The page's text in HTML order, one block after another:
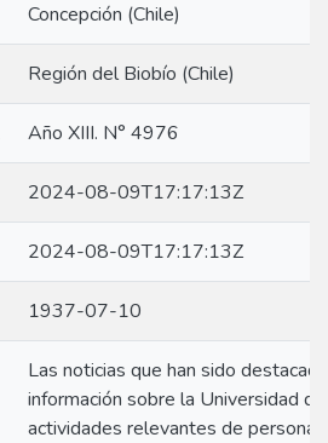
Concepción (Chile)
Región del Biobío (Chile)
Año XIII. N° 4976
2024-08-09T17:17:13Z
2024-08-09T17:17:13Z
1937-07-10
Las noticias que han sido
información sobre la Universidad
actividades relevantes de